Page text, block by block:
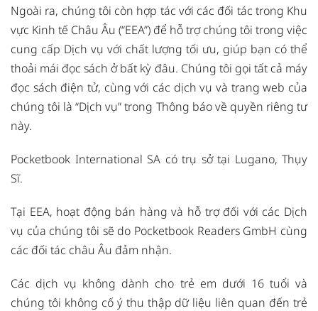
Ngoài ra, chúng tôi còn hợp tác với các đối tác trong Khu
vực Kinh tế Châu Âu (“EEA”) để hỗ trợ chúng tôi trong việc
cung cấp Dịch vụ với chất lượng tối ưu, giúp bạn có thể
thoải mái đọc sách ở bất kỳ đâu. Chúng tôi gọi tất cả máy
đọc sách điện tử, cùng với các dịch vụ và trang web của
chúng tôi là “Dịch vụ” trong Thông báo về quyền riêng tư
này.
Pocketbook International SA có trụ sở tại Lugano, Thụy
Sĩ.
Tại EEA, hoạt động bán hàng và hỗ trợ đối với các Dịch
vụ của chúng tôi sẽ do Pocketbook Readers GmbH cùng
các đối tác châu Âu đảm nhận.
Các dịch vụ không dành cho trẻ em dưới 16 tuổi và
chúng tôi không cố ý thu thập dữ liệu liên quan đến trẻ